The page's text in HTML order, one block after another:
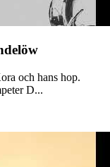
och hans hop.
D...